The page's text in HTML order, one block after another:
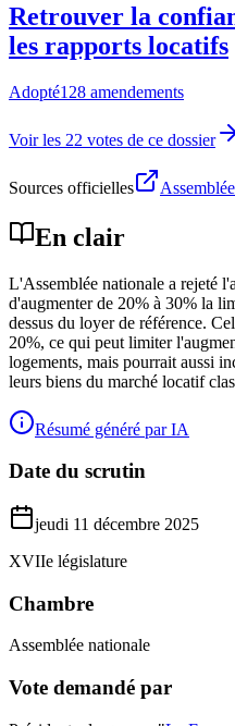
Retrouver la
les rapports locatifs
Adopté128 amendements
Voir les 22 votes de ce dossier
Sources officielles
En clair
L'Assemblée nationale a rejeté
d'augmenter de 20% à 30% la
dessus du loyer de référence.
20%, ce qui peut limiter
logements, mais pourrait aussi
leurs biens du marché locatif
Résumé généré par IA
Date du scrutin
jeudi 11 décembre 2025
XVIIe législature
Chambre
Assemblée nationale
Vote demandé par